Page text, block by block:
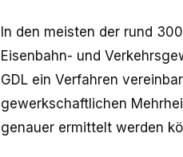
In den meisten der rund
Eisenbahn- und
GDL ein Verfahren
gewerkschaftlichen
genauer ermittelt werden